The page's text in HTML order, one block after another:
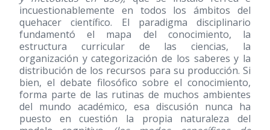
incuestionablemente en todos los ámbitos del
quehacer científico. El paradigma disciplinario
fundamentó el mapa del conocimiento, la
estructura curricular de las ciencias, la
organización y categorización de los saberes y la
distribución de los recursos para su producción. Si
bien, el debate filosófico sobre el conocimiento,
forma parte de las rutinas de muchos ambientes
del mundo académico, esa discusión nunca ha
puesto en cuestión la propia naturaleza del